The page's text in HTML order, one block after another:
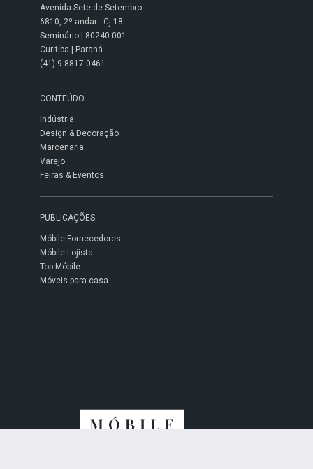
Avenida Sete de Setembro
6810, 2º andar - Cj 18
Seminário | 80240-001
Curitiba | Paraná
(41) 9 8817 0461
CONTEÚDO
Indústria
Design & Decoração
Marcenaria
Varejo
Feiras & Eventos
PUBLICAÇÕES
Móbile Fornecedores
Móbile Lojista
Top Móbile
Móveis para casa